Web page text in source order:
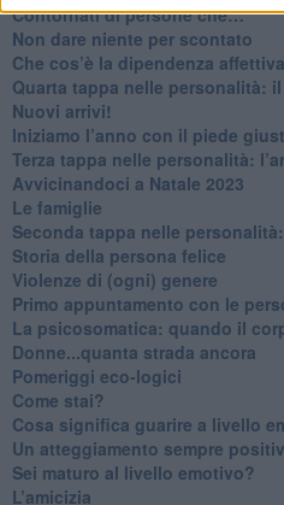
Contornati di persone che…
Non dare niente per scontato
Che cos’è la dipendenza
Quarta tappa nelle personalità:
​Nuovi arrivi!
​Iniziamo l’anno con il piede
​Terza tappa nelle personalità:
​Avvicinandoci a Natale 2023
Le famiglie
Seconda tappa nelle
​Storia della persona felice
Violenze di (ogni) genere
​Primo appuntamento con le
La psicosomatica: quando il
Donne...quanta strada ancora
​Pomeriggi eco-logici
​Come stai?
Cosa significa guarire a livello
​Un atteggiamento sempre
​Sei maturo al livello emotivo?
​L’amicizia